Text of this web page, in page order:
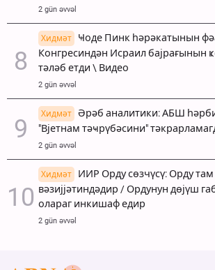
2 gün əvvəl
Хидмәт
Ҹоде Пинк һәрәкатынын
Конгресиндән Исраил бајрағынын
тәләб етди \ Видео
2 gün əvvəl
Хидмәт
Әрәб аналитики: АБШ
"Вјетнам тәҹрүбәсини"
2 gün əvvəl
Хидмәт
ИИР Орду сөзчүсү: Орду
вәзијјәтиндәдир / Ордунун дөјүш
олараг инкишаф едир
2 gün əvvəl